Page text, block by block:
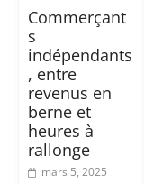
Commerçant
s
indépendants
, entre
revenus en
berne et
heures à
rallonge
mars 5, 2025